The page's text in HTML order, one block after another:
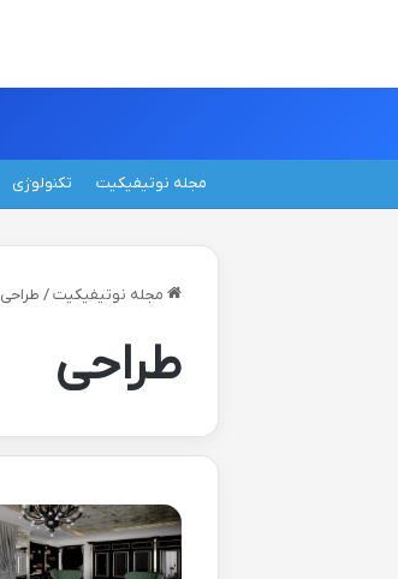
مجله نوتیفیکیت تکنولوژی
مجله نوتیفیکیت / طراحی
طراحی